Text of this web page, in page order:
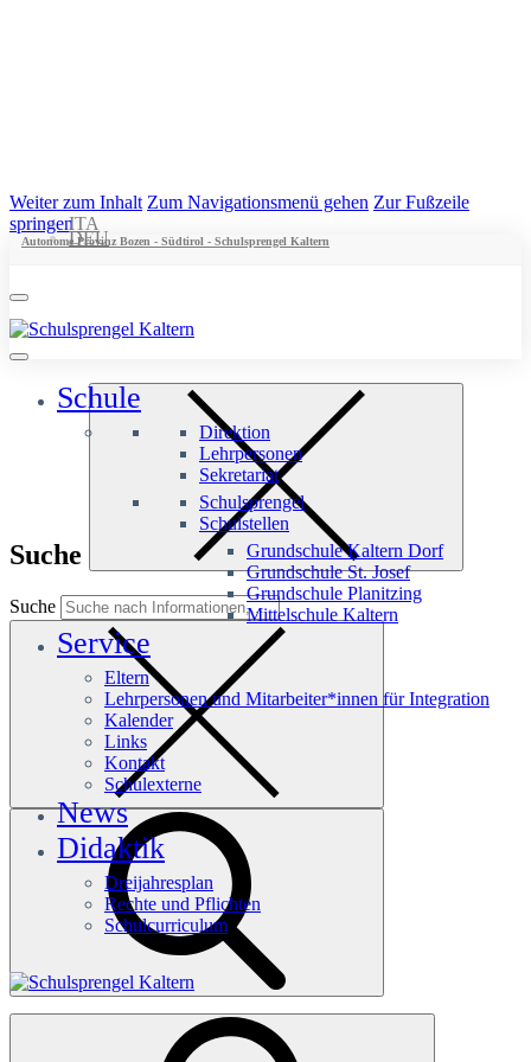
Weiter zum Inhalt Zum Navigationsmenü gehen Zur Fußzeile
springen
Autonome Provinz Bozen - Südtirol - Schulsprengel Kaltern
ITA
DEU
Schule
Direktion
Lehrpersonen
Sekretariat
Schulsprengel
Schulstellen
Grundschule Kaltern Dorf
Grundschule St. Josef
Grundschule Planitzing
Mittelschule Kaltern
Service
Eltern
Lehrpersonen und Mitarbeiter*innen für Integration
Kalender
Links
Kontakt
Schulexterne
News
Didaktik
Dreijahresplan
Rechte und Pflichten
Schulcurriculum
Suche
Suche
Häufige Suchanfragen